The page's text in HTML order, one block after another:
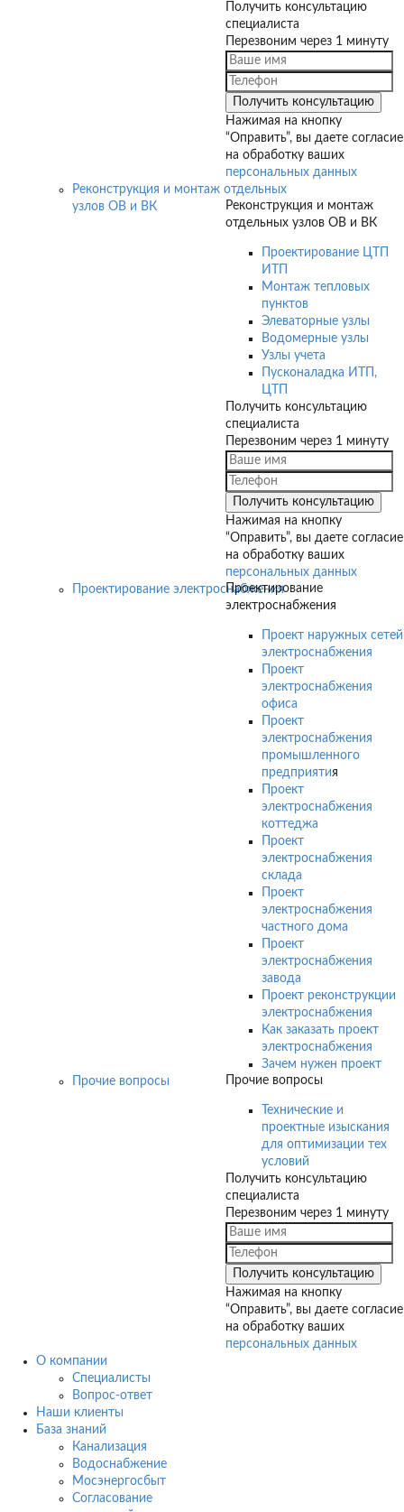
Получить консультацию
специалиста
Перезвоним через 1 минуту
Нажимая на кнопку
“Оправить”, вы даете согласие
на обработку ваших
персональных данных
Реконструкция и монтаж отдельных
узлов ОВ и ВК
Реконструкция и монтаж
отдельных узлов ОВ и ВК
Проектирование ЦТП
ИТП
Монтаж тепловых
пунктов
Элеваторные узлы
Водомерные узлы
Узлы учета
Пусконаладка ИТП,
ЦТП
Получить консультацию
специалиста
Перезвоним через 1 минуту
Нажимая на кнопку
“Оправить”, вы даете согласие
на обработку ваших
персональных данных
Проектирование электроснабжения
Проектирование
электроснабжения
Проект наружных сетей
электроснабжения
Проект
электроснабжения
офиса
Проект
электроснабжения
промышленного
предприятия
Проект
электроснабжения
коттеджа
Проект
электроснабжения
склада
Проект
электроснабжения
частного дома
Проект
электроснабжения
завода
Проект реконструкции
электроснабжения
Как заказать проект
электроснабжения
Зачем нужен проект
Прочие вопросы
Прочие вопросы
Технические и
проектные изыскания
для оптимизации тех
условий
Получить консультацию
специалиста
Перезвоним через 1 минуту
Нажимая на кнопку
“Оправить”, вы даете согласие
на обработку ваших
персональных данных
О компании
Специалисты
Вопрос-ответ
Наши клиенты
База знаний
Канализация
Водоснабжение
Мосэнергосбыт
Согласование